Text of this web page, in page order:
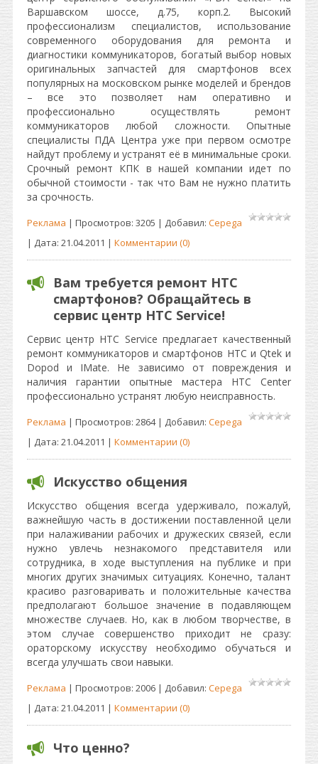
Варшавском шоссе, д.75, корп.2. Высокий
профессионализм специалистов, использование
современного оборудования для ремонта и
диагностики коммуникаторов, богатый выбор новых
оригинальных запчастей для смартфонов всех
популярных на московском рынке моделей и брендов
– все это позволяет нам оперативно и
профессионально осуществлять ремонт
коммуникаторов любой сложности. Опытные
специалисты ПДА Центра уже при первом осмотре
найдут проблему и устранят её в минимальные сроки.
Срочный ремонт КПК в нашей компании идет по
обычной стоимости - так что Вам не нужно платить
за срочность.
Реклама | Просмотров: 3205 | Добавил: Cepega
| Дата: 21.04.2011 | Комментарии (0)
Вам требуется ремонт HTC
смартфонов? Обращайтесь в
сервис центр HTC Service!
Сервис центр HTC Service предлагает качественный
ремонт коммуникаторов и смартфонов HTC и Qtek и
Dopod и IMate. Не зависимо от повреждения и
наличия гарантии опытные мастера HTC Center
профессионально устранят любую неисправность.
Реклама | Просмотров: 2864 | Добавил: Cepega
| Дата: 21.04.2011 | Комментарии (0)
Искусство общения
Искусство общения всегда удерживало, пожалуй,
важнейшую часть в достижении поставленной цели
при налаживании рабочих и дружеских связей, если
нужно увлечь незнакомого представителя или
сотрудника, в ходе выступления на публике и при
многих других значимых ситуациях. Конечно, талант
красиво разговаривать и положительные качества
предполагают большое значение в подавляющем
множестве случаев. Но, как в любом творчестве, в
этом случае совершенство приходит не сразу:
ораторскому искусству необходимо обучаться и
всегда улучшать свои навыки.
Реклама | Просмотров: 2006 | Добавил: Cepega
| Дата: 21.04.2011 | Комментарии (0)
Что ценно?